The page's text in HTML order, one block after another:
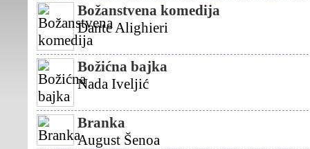
Božanstvena komedija
Dante Alighieri
Božićna bajka
Nada Iveljić
Branka
August Šenoa